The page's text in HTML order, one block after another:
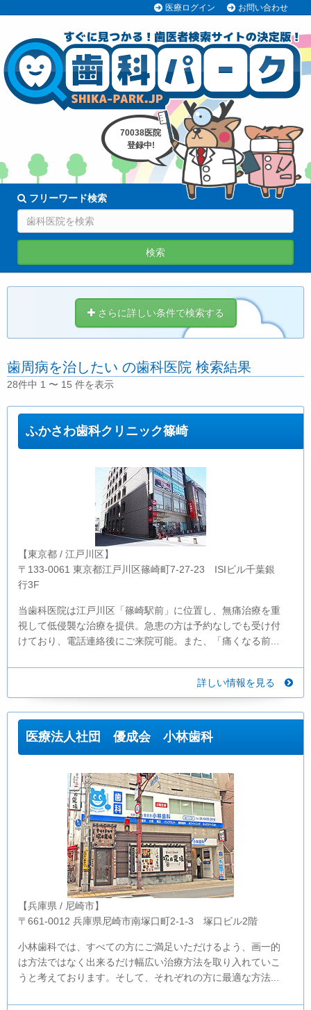
医療ログイン お問い合わせ
70038医院
登録中!
フリーワード検索
検索
さらに詳しい条件で検索する
歯周病を治したい の歯科医院 検索結果
28件中 1 〜 15 件を表示
ふかさわ歯科クリニック篠崎
【東京都 / 江戸川区】
〒133-0061 東京都江戸川区篠崎町7-27-23 ISIビル千葉銀
行3F
当歯科医院は江戸川区「篠崎駅前」に位置し、無痛治療を重
視して低侵襲な治療を提供。急患の方は予約なしでも受け付
けており、電話連絡後にご来院可能。また、「痛くなる前...
詳しい情報を見る
医療法人社団 優成会 小林歯科
【兵庫県 / 尼崎市】
〒661-0012 兵庫県尼崎市南塚口町2-1-3 塚口ビル2階
小林歯科では、すべての方にご満足いただけるよう、画一的
は方法ではなく出来るだけ幅広い治療方法を取り入れていこ
うと考えております。そして、それぞれの方に最適な方法...